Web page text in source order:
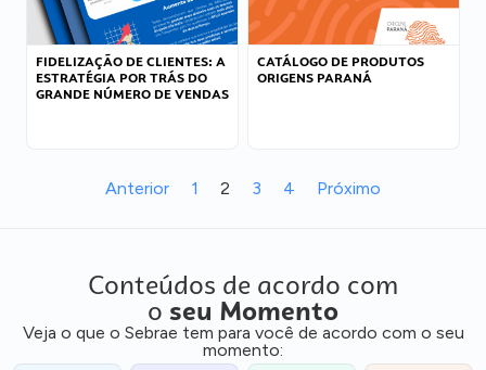
FIDELIZAÇÃO DE CLIENTES: A
ESTRATÉGIA POR TRÁS DO
GRANDE NÚMERO DE VENDAS
CATÁLOGO DE PRODUTOS
ORIGENS PARANÁ
Anterior 1 2 3 4 Próximo
Conteúdos de acordo com
o seu Momento
Veja o que o Sebrae tem para você de acordo com o seu
momento: